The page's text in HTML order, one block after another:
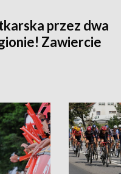
przez dwa
Zawiercie